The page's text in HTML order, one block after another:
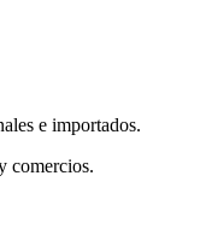
e importados.
comercios.